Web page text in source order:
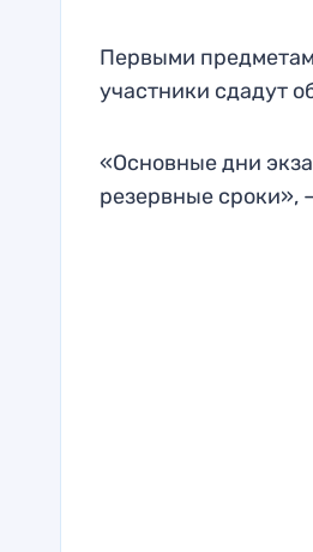
Первыми
участники сдадут
«Основные дни
резервные сроки»,